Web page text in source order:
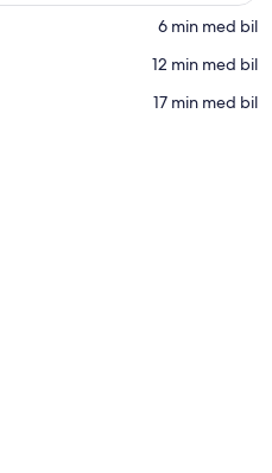
‪6 min med bil‬
‪12 min med bil‬
‪17 min med bil‬